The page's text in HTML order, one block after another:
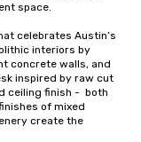
space.
celebrates Austin’s
interiors by
concrete walls, and
inspired by raw cut
ceiling finish -  both
of mixed
create the